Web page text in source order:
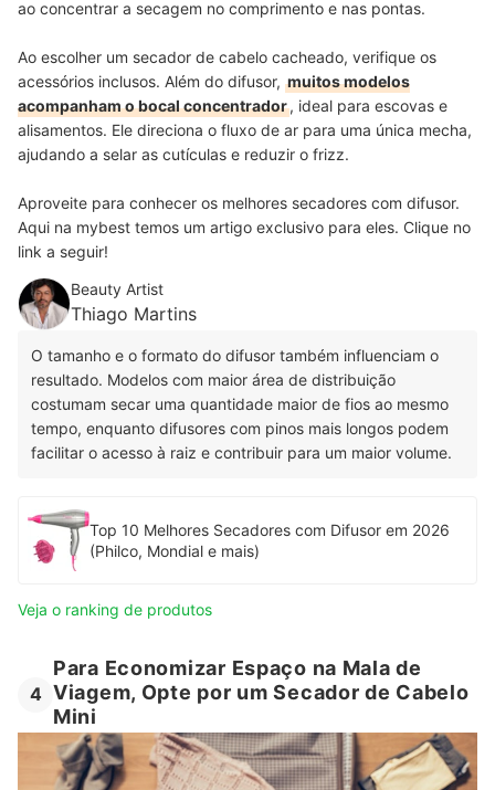
ao concentrar a secagem no comprimento e nas pontas.
Ao escolher um secador de cabelo cacheado, verifique os
acessórios inclusos. Além do difusor, muitos modelos
acompanham o bocal concentrador, ideal para escovas e
alisamentos. Ele direciona o fluxo de ar para uma única mecha,
ajudando a selar as cutículas e reduzir o frizz.
Aproveite para conhecer os melhores secadores com difusor.
Aqui na mybest temos um artigo exclusivo para eles. Clique no
link a seguir!
Beauty Artist
Thiago Martins
O tamanho e o formato do difusor também influenciam o
resultado. Modelos com maior área de distribuição
costumam secar uma quantidade maior de fios ao mesmo
tempo, enquanto difusores com pinos mais longos podem
facilitar o acesso à raiz e contribuir para um maior volume.
Top 10 Melhores Secadores com Difusor em 2026
(Philco, Mondial e mais)
Veja o ranking de produtos
4
Para Economizar Espaço na Mala de
Viagem, Opte por um Secador de Cabelo
Mini